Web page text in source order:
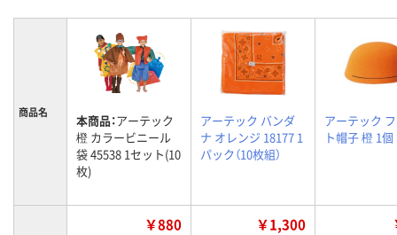
商品名 本商品：アーテック
橙 カラービニール
袋 45538 1セット(10
枚)
アーテック バンダ
ナ オレンジ 18177 1
パック（10枚組）
アーテック
ト帽子 橙 1個
￥880 ￥1,300